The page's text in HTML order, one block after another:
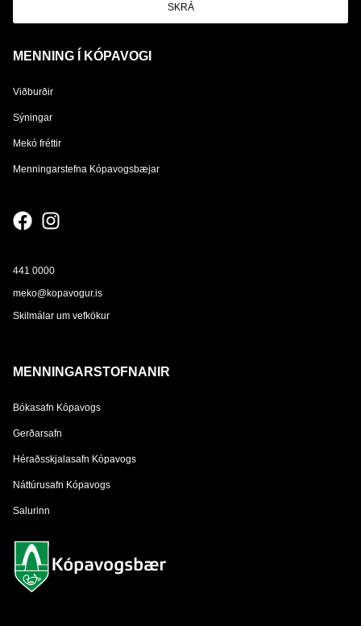
SKRÁ
MENNING Í KÓPAVOGI
Viðburðir
Sýningar
Mekó fréttir
Menningarstefna Kópavogsbæjar
441 0000
meko@kopavogur.is
Skilmálar um vefkökur
MENNINGARSTOFNANIR
Bókasafn Kópavogs
Gerðarsafn
Héraðsskjalasafn Kópavogs
Náttúrusafn Kópavogs
Salurinn